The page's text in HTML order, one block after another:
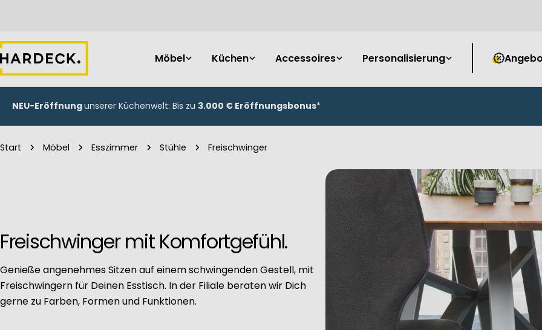
springen
Möbel Küchen Accessoires Personalisierung
NEU-Eröffnungunserer Küchenwelt: Bis zu 3.000 € Eröffnungsbonus*
Start Möbel Esszimmer Stühle Freischwinger
Freischwinger mit Komfortgefühl.
Genieße angenehmes Sitzen auf einem schwingenden Gestell, mit
Freischwingern für Deinen Esstisch. In der Filiale beraten wir Dich
gerne zu Farben, Formen und Funktionen.